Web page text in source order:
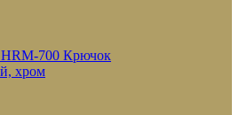
HRM-700 Крючок
хром